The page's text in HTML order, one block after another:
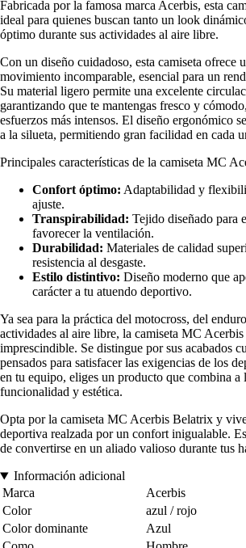
Fabricada por la famosa marca Acerbis, esta
ideal para quienes buscan tanto un look
óptimo durante sus actividades al aire libre.
Con un diseño cuidadoso, esta camiseta ofrece
movimiento incomparable, esencial para un
Su material ligero permite una excelente
garantizando que te mantengas fresco y
esfuerzos más intensos. El diseño ergonómico
a la silueta, permitiendo gran facilidad en cada
Principales características de la camiseta MC
Confort óptimo: Adaptabilidad y
ajuste.
Transpirabilidad: Tejido diseñado para
favorecer la ventilación.
Durabilidad: Materiales de calidad
resistencia al desgaste.
Estilo distintivo: Diseño moderno que
carácter a tu atuendo deportivo.
Ya sea para la práctica del motocross, del
actividades al aire libre, la camiseta MC
imprescindible. Se distingue por sus acabados
pensados para satisfacer las exigencias de los
en tu equipo, eliges un producto que combina a
funcionalidad y estética.
Opta por la camiseta MC Acerbis Belatrix y
deportiva realzada por un confort inigualable.
de convertirse en un aliado valioso durante tus
Información adicional
Marca
Acerbis
Color
azul / rojo
Color dominante
Azul